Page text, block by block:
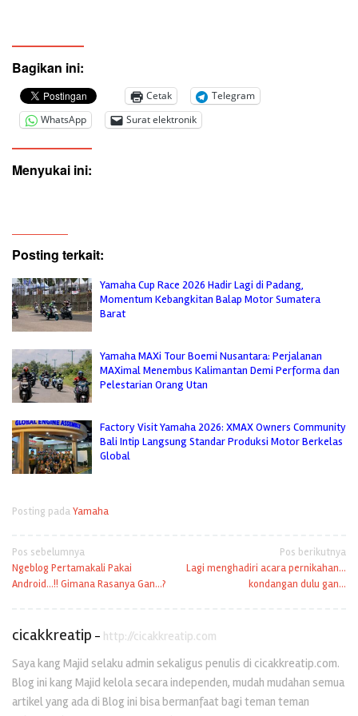
Bagikan ini:
Cetak
Telegram
WhatsApp
Surat elektronik
Menyukai ini:
Posting terkait:
Yamaha Cup Race 2026 Hadir Lagi di Padang,
Momentum Kebangkitan Balap Motor Sumatera
Barat
Yamaha MAXi Tour Boemi Nusantara: Perjalanan
MAXimal Menembus Kalimantan Demi Performa dan
Pelestarian Orang Utan
Factory Visit Yamaha 2026: XMAX Owners Community
Bali Intip Langsung Standar Produksi Motor Berkelas
Global
Posting padaYamaha
Navigasi
pos
Pos sebelumnya
Ngeblog Pertamakali Pakai
Android…!! Gimana Rasanya Gan…?
Pos berikutnya
Lagi menghadiri acara pernikahan…
kondangan dulu gan…
cicakkreatip - http://cicakkreatip.com
Saya kang Majid selaku admin sekaligus penulis di cicakkreatip.com.
Blog ini kang Majid kelola secara independen, mudah mudahan semua
artikel yang ada di Blog ini bisa bermanfaat bagi teman teman